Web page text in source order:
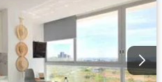
Completamente amoblado